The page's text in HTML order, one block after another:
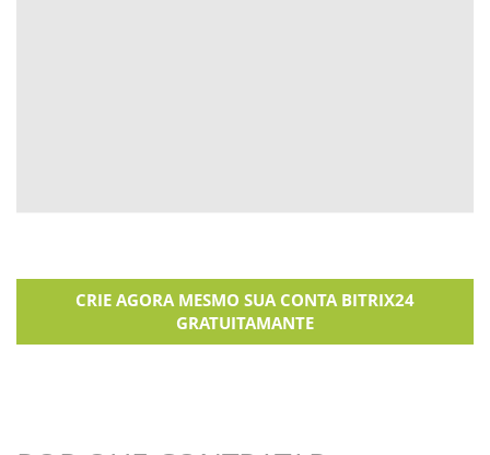
CRIE AGORA MESMO SUA CONTA BITRIX24
GRATUITAMANTE